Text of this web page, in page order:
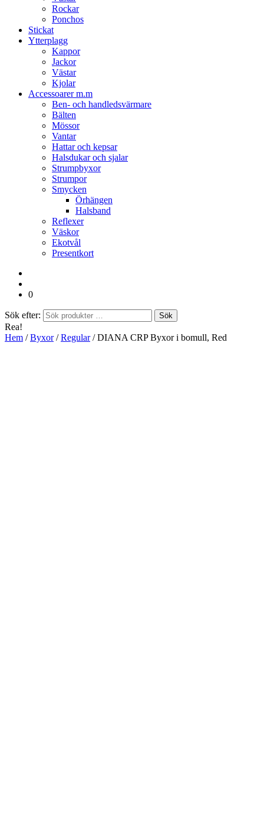
Rockar
Ponchos
Stickat
Ytterplagg
Kappor
Jackor
Västar
Kjolar
Accessoarer m.m
Ben- och handledsvärmare
Bälten
Mössor
Vantar
Hattar och kepsar
Halsdukar och sjalar
Strumpbyxor
Strumpor
Smycken
Örhängen
Halsband
Reflexer
Väskor
Ekotvål
Presentkort
0
Sök efter: Sök
Rea!
Hem /Byxor/Regular/ DIANA CRP Byxor i bomull, Red